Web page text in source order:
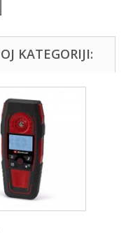
KATEGORIJI: